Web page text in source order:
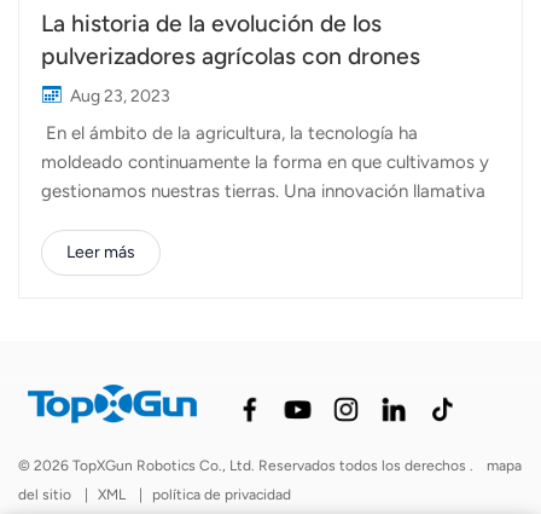
La historia de la evolución de los
pulverizadores agrícolas con drones
Aug 23, 2023
En el ámbito de la agricultura, la tecnología ha
moldeado continuamente la forma en que cultivamos y
gestionamos nuestras tierras. Una innovación llamativa
drones. Desde sus humildes comienzos hasta su
destreza actual, recorramos la cautivadora historia de
los rociadores agrícolas con drones se remontan a los
primeros experimentos con aviones a control remoto.
lejos de las máquinas de precisión que vemos hoy. Sus
Leer más
© 2026 TopXGun Robotics Co., Ltd. Reservados todos los derechos .
mapa
del sitio
| XML | política de privacidad